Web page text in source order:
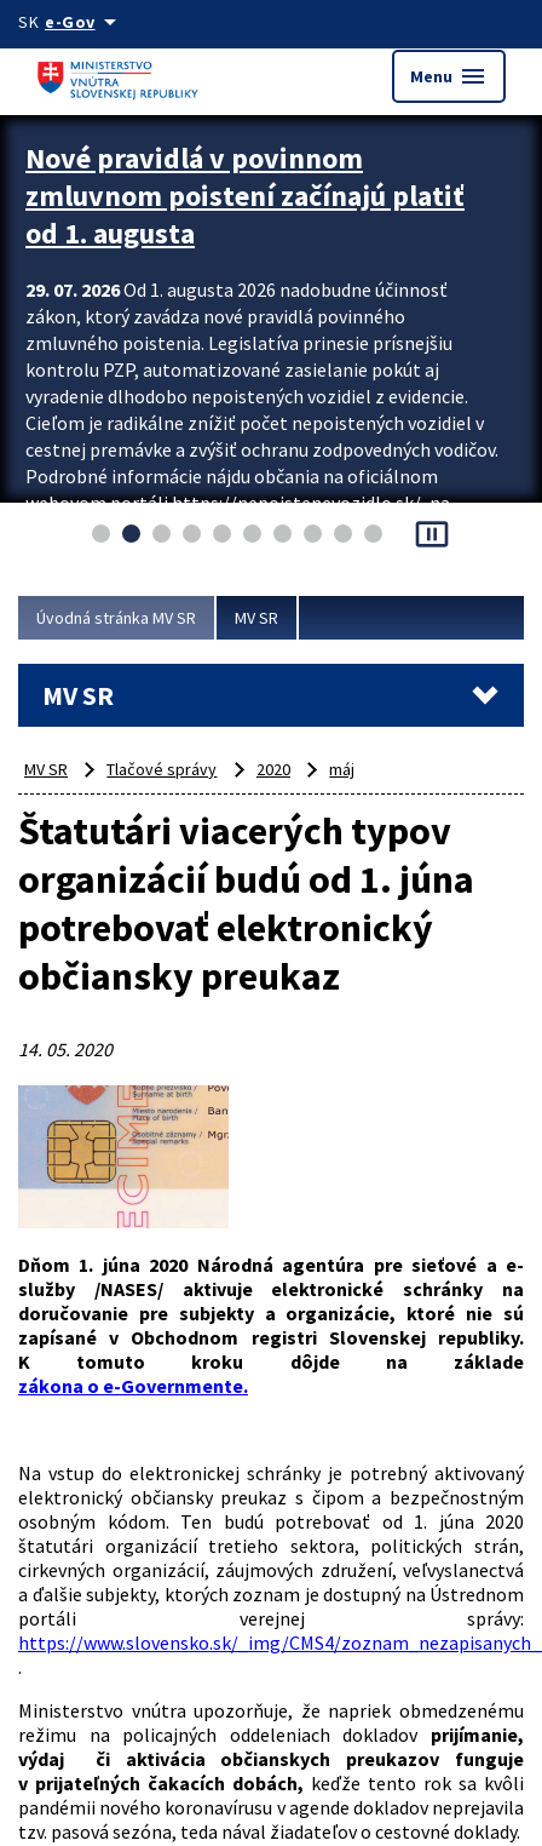
Preskocit na hlavný obsah
SK e-Govarrow_drop_down
Menu menu
Zastavit automatický posun upútavok
Nové pravidlá v povinnom
zmluvnom poistení začínajú platiť
od 1. augusta
29. 07. 2026Od 1. augusta 2026 nadobudne účinnosť
zákon, ktorý zavádza nové pravidlá povinného
zmluvného poistenia. Legislatíva prinesie prísnejšiu
kontrolu PZP, automatizované zasielanie pokút aj
vyradenie dlhodobo nepoistených vozidiel z evidencie.
Cieľom je radikálne znížiť počet nepoistených vozidiel v
cestnej premávke a zvýšiť ochranu zodpovedných vodičov.
Podrobné informácie nájdu občania na oficiálnom
webovom portáli https://nepoistenevozidlo.sk/, na
ktorom od augusta pribudne aj možnosť overiť si...
pause_presentation
Úvodná stránka MV SR MV SR
MV SR
MV SR Tlačové správy 2020 máj
Štatutári viacerých typov
organizácií budú od 1. júna
potrebovať elektronický
občiansky preukaz
14. 05. 2020
Dňom 1. júna 2020 Národná agentúra pre sieťové a e-
služby /NASES/ aktivuje elektronické schránky na
doručovanie pre subjekty a organizácie, ktoré nie sú
zapísané v Obchodnom registri Slovenskej republiky.
K tomuto kroku dôjde na základe
zákona o e-Governmente.
Na vstup do elektronickej schránky je potrebný aktivovaný
elektronický občiansky preukaz s čipom a bezpečnostným
osobným kódom. Ten budú potrebovať od 1. júna 2020
štatutári organizácií tretieho sektora, politických strán,
cirkevných organizácií, záujmových združení, veľvyslanectvá
a ďalšie subjekty, ktorých zoznam je dostupný na Ústrednom
portáli verejnej správy:
https://www.slovensko.sk/_img/CMS4/
.
Ministerstvo vnútra upozorňuje, že napriek obmedzenému
režimu na policajných oddeleniach dokladov prijímanie,
výdaj či aktivácia občianskych preukazov funguje
v prijateľných čakacích dobách, keďže tento rok sa kvôli
pandémii nového koronavírusu v agende dokladov neprejavila
tzv. pasová sezóna, teda nával žiadateľov o cestovné doklady.